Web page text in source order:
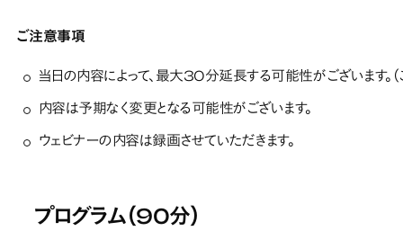
ご注意事項
当日の内容によって、最大30分延長する可能性がございます。
内容は予期なく変更となる可能性がございます。
ウェビナーの内容は録画させていただきます。
プログラム（90分）